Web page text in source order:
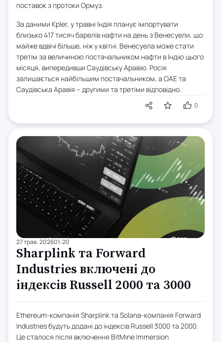
поставок з протоки Ормуз.
За даними Kpler, у травні Індія планує імпортувати
близько 417 тисяч барелів нафти на день з Венесуели, що
майже вдвічі більше, ніж у квітні. Венесуела може стати
третім за величиною постачальником нафти в Індію цього
місяця, випередивши Саудівську Аравію. Росія
залишається найбільшим постачальником, а ОАЕ та
Саудівська Аравія – другими та третіми відповідно.
0
27 трав. 202601:20
Sharplink та Forward
Industries включені до
індексів Russell 2000 та 3000
Ethereum-компанія Sharplink та Solana-компанія Forward
Industries будуть додані до індексів Russell 3000 та 2000.
Це сталося після включення BitMine Immersion